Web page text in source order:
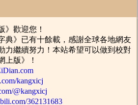
歡迎您！
》已有十餘載，感謝全球各地網友
力繼續努力！本站希望可以做到校對
上版》！
kangxicj
@kangxicj
362131683